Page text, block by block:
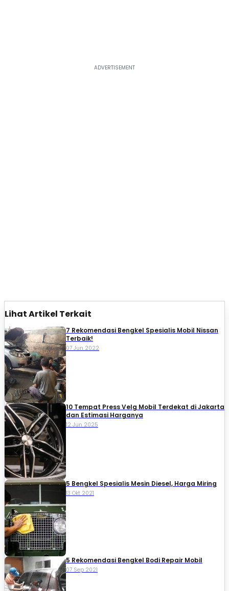
Lihat Artikel Terkait
7 Rekomendasi Bengkel Spesialis Mobil Nissan
Terbaik!
07 Jun 2022
10 Tempat Press Velg Mobil Terdekat di Jakarta
dan Estimasi Harganya
12 Jun 2025
5 Bengkel Spesialis Mesin Diesel, Harga Miring
13 Okt 2021
5 Rekomendasi Bengkel Bodi Repair Mobil
07 Sep 2021